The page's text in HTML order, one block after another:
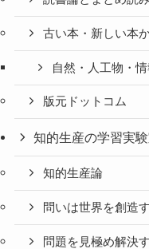
古い本・新しい本
自然・人工物・情
版元ドットコム
知的生産の学習実
知的生産論
問いは世界を創造
問題を見極め解決